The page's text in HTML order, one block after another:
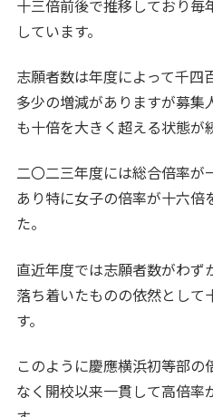
十三倍前後で推移しており
しています。
志願者数は年度によって千四
多少の増減がありますが募集
も十倍を大きく超える状態が
二〇二三年度には総合倍率が
あり特に女子の倍率が十六倍
た。
直近年度では志願者数がわず
落ち着いたものの依然として
す。
このように慶應横浜初等部
なく開校以来一貫して高倍率